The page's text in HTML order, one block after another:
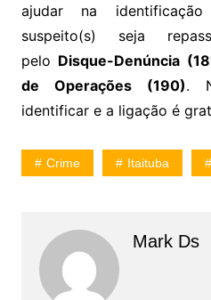
ajudar na
suspeito(s) seja
pelo Disque-Denúncia
de Operações (190).
identificar e a ligação é
Crime Itaituba
Mark Ds